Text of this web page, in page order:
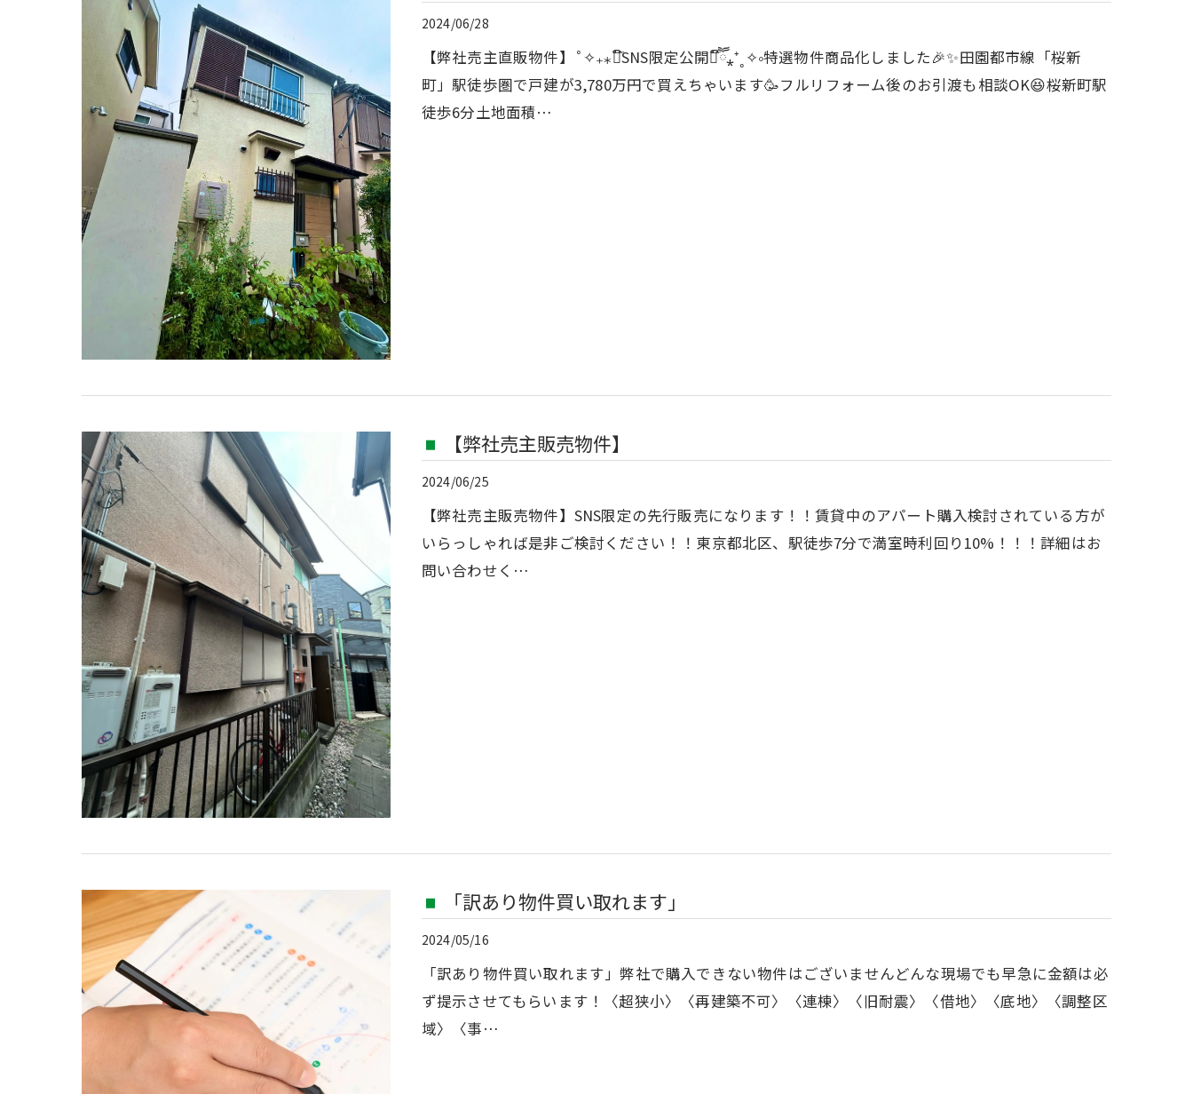
2024/06/28
【弊社売主直販物件】˚✧₊⁎❝᷀ົSNS限定公開❝᷀ົཽ⁎⁺˳✧༚特選物件商品化しました🎉✨田園都市線「桜新
町」駅徒歩圏で戸建が3,780万円で買えちゃいます🥳フルリフォーム後のお引渡も相談OK😆桜新町駅
徒歩6分土地面積…
【弊社売主販売物件】
2024/06/25
【弊社売主販売物件】SNS限定の先行販売になります！！賃貸中のアパート購入検討されている方が
いらっしゃれば是非ご検討ください！！東京都北区、駅徒歩7分で満室時利回り10%！！！詳細はお
問い合わせく…
「訳あり物件買い取れます」
2024/05/16
「訳あり物件買い取れます」弊社で購入できない物件はございませんどんな現場でも早急に金額は必
ず提示させてもらいます！〈超狭小〉〈再建築不可〉〈連棟〉〈旧耐震〉〈借地〉〈底地〉〈調整区
域〉〈事…